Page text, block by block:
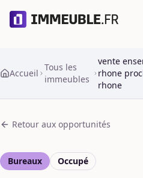
Accueil
Tous les
immeubles
vente
rhone
rhone
Retour aux opportunités
Bureaux Occupé